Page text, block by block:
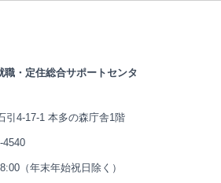
職・定住総合サポートセンタ
引4-17-1 本多の森庁舎1階
4540
（年末年始祝日除く）